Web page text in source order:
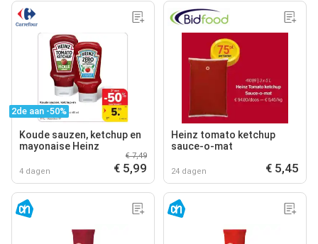
2de aan -50%
Koude sauzen, ketchup en
mayonaise Heinz
4 dagen
€ 7,49
€ 5,99
Heinz tomato ketchup
sauce-o-mat
24 dagen € 5,45